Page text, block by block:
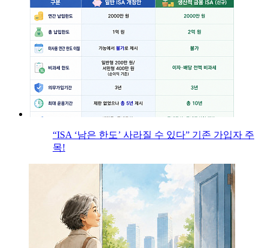
“ISA ‘남은 한도’ 사라질 수 있다” 기존 가입자 주
목!